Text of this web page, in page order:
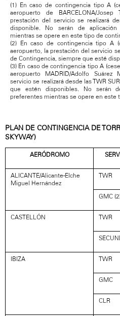
(1) En caso de contingencia tipo A
aeropuerto de BARCELONA/Josep
prestación del servicio se realizará
disponible. No serán de aplicación
mientras se opere en este tipo de
(2) En caso de contingencia tipo A
aeropuerto, la prestación del servicio
de Contingencia, siempre que esté
(3) En caso de contingencia tipo A
aeropuerto MADRID/Adolfo Suárez
servicio se realizará desde las TWR
que estén disponibles. No serán
preferentes mientras se opere en este
PLAN DE CONTINGENCIA DE
SKYWAY)
AERÓDROMO
ALICANTE/Alicante-Elche
Miguel Hernández
TWR
GMC
CASTELLÓN
TWR
IBIZA
TWR
GMC
CLR